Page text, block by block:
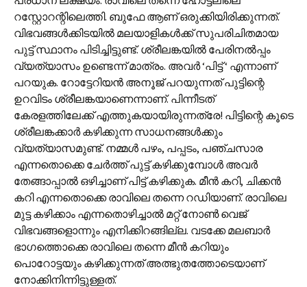
റസ്റ്റോറന്റിലെത്തി. ബുഫേ ആണ് ഒരുക്കിയിരിക്കുന്നത്.
വിഭവങ്ങൾക്കിടയിൽ മലയാളികൾക്ക് സുപരിചിതമായ
പുട്ട് സ്ഥാനം പിടിച്ചിട്ടുണ്ട്. ശ്രീലങ്കയിൽ പേരിനൽപ്പം
വ്യത്യാസം ഉണ്ടെന്ന് മാത്രം. അവർ ‘പിട്ട് ‘ എന്നാണ്
പറയുക. റോട്ടേറിയൻ അനൂജ് പറയുന്നത് പുട്ടിന്റെ
ഉറവിടം ശ്രീലങ്കയാണെന്നാണ്. പിന്നീടത്
കേരളത്തിലേക്ക് എത്തുകയായിരുന്നത്രേ! പിട്ടിന്റെ കൂടെ
ശ്രീലങ്കക്കാർ കഴിക്കുന്ന സാധനങ്ങൾക്കും
വ്യത്യാസമുണ്ട്. നമ്മൾ പഴം, പപ്പടം, പഞ്ചസാര
എന്നതൊക്കെ ചേർത്ത് പുട്ട് കഴിക്കുമ്പോൾ അവർ
തേങ്ങാപ്പാൽ ഒഴിച്ചാണ് പിട്ട് കഴിക്കുക. മീൻ കറി, ചിക്കൻ
കറി എന്നതൊക്കെ രാവിലെ തന്നെ റഡിയാണ്. രാവിലെ
മുട്ട കഴിക്കാം എന്നതൊഴിച്ചാൽ മറ്റ് നോൺ വെജ്
വിഭവങ്ങളൊന്നും എനിക്കിറങ്ങില്ല. വടക്കേ മലബാർ
ഭാഗത്തൊക്കെ രാവിലെ തന്നെ മീൻ കറിയും
പൊറോട്ടയും കഴിക്കുന്നത് അത്ഭുതത്തോടെയാണ്
നോക്കിനിന്നിട്ടുള്ളത്.